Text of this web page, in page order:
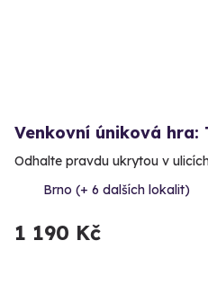
Venkovní úniková hra:
Odhalte pravdu ukrytou v
Brno (+ 6 dalších lokalit)
1 190 Kč